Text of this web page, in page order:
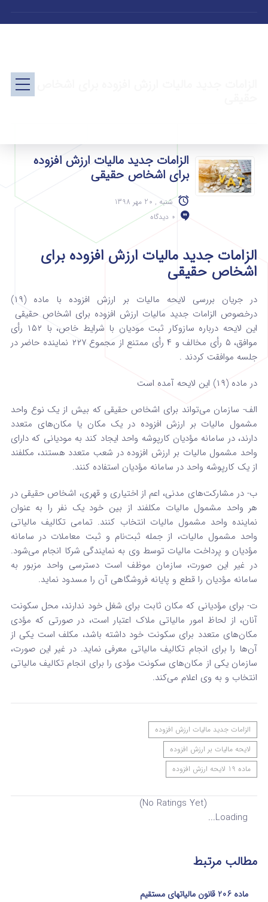
الزامات جدید مالیات ارزش افزوده
برای اشخاص حقیقی
شنبه , 20 مهر 1398
0 دیدگاه
الزامات جدید مالیات ارزش افزوده برای
اشخاص حقیقی
در جریان بررسی لایحه مالیات بر ارزش افزوده با ماده (۱۹)
درخصوص الزامات جدید مالیات ارزش افزوده برای اشخاص حقیقی
این لایحه درباره سازوکار ثبت مودیان با شرایط خاص، با ۱۵۲ رأی
موافق، ۵ رأی مخالف و ۴ رأی ممتنع از مجموع ۲۲۷ نماینده حاضر در
جلسه موافقت کردند .
در ماده (۱۹) این لایحه آمده است
الف- سازمان می‌تواند برای اشخاص حقیقی که بیش از یک نوع واحد
مشمول مالیات بر ارزش افزوده در یک مکان یا مکان‌های متعدد
دارند، در سامانه مؤدیان کارپوشه واحد ایجاد کند به مودیانی که دارای
واحد مشمول مالیات بر ارزش افزوده در شعب متعدد هستند، مکلفند
از یک کارپوشه واحد در سامانه مؤدیان استفاده کنند.
ب- در مشارکت‌های مدنی، اعم از اختیاری و قهری، اشخاص حقیقی در
هر واحد مشمول مالیات مکلفند از بین خود یک نفر را به عنوان
نماینده واحد مشمول مالیات انتخاب کنند. تمامی تکالیف مالیاتی
واحد مشمول مالیات، از جمله ثبت‌نام و ثبت معاملات در سامانه
مؤدیان و پرداخت مالیات توسط وی به نمایندگی شرکا انجام می‌شود.
در غیر این صورت، سازمان موظف است دسترسی واحد مزبور به
سامانه مؤدیان را قطع و پایانه فروشگاهی آن را مسدود نماید.
ت- برای مؤدیانی که مکان ثابت برای شغل خود ندارند، محل سکونت
آنان، از لحاظ امور مالیاتی ملاک اعتبار است، در صورتی که مؤدی
مکان‌های متعدد برای سکونت خود داشته باشد، مکلف است یکی از
آن‌ها را برای انجام تکالیف مالیاتی معرفی نماید. در غیر این صورت،
سازمان یکی از مکان‌های سکونت مؤدی را برای انجام تکالیف مالیاتی
انتخاب و به وی اعلام می‌کند.
الزامات جدید مالیات ارزش افزوده
لایحه مالیات بر ارزش افزوده
ماده 19 لایحه ارزش افزوده
(No Ratings Yet)
Loading...
مطالب مرتبط
ماده 206 قانون مالیاتهای مستقیم